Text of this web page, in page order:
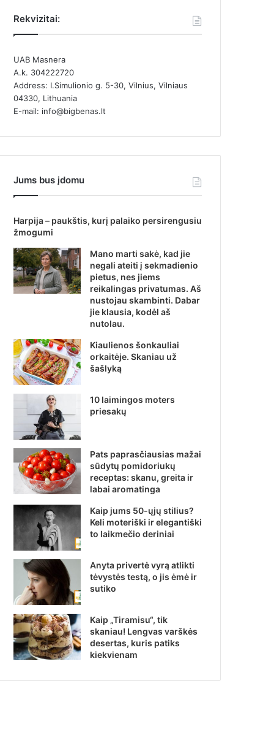
Rekvizitai:
UAB Masnera
A.k. 304222720
Address: I.Simulionio g. 5-30, Vilnius, Vilniaus
04330, Lithuania
E-mail: info@bigbenas.lt
Jums bus įdomu
Harpija – paukštis, kurį palaiko persirengusiu
žmogumi
Mano marti sakė, kad jie
negali ateiti į sekmadienio
pietus, nes jiems
reikalingas privatumas. Aš
nustojau skambinti. Dabar
jie klausia, kodėl aš
nutolau.
Kiaulienos šonkauliai
orkaitėje. Skaniau už
šašlyką
10 laimingos moters
priesakų
Pats paprasčiausias mažai
sūdytų pomidoriukų
receptas: skanu, greita ir
labai aromatinga
Kaip jums 50-ųjų stilius?
Keli moteriški ir elegantiški
to laikmečio deriniai
Anyta privertė vyrą atlikti
tėvystės testą, o jis ėmė ir
sutiko
Kaip „Tiramisu“, tik
skaniau! Lengvas varškės
desertas, kuris patiks
kiekvienam